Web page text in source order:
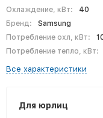
Охлаждение, кВт:
40
Бренд:
Samsung
Потребление охл, кВт:
Потребление тепло, кВт:
Все характеристики
Для юрлиц